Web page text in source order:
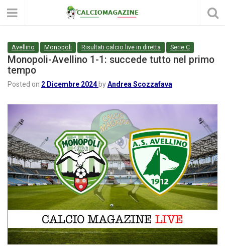
Avellino Monopoli Risultati calcio live in diretta Serie C
Monopoli-Avellino 1-1: succede tutto nel primo
tempo
Posted on 2 Dicembre 2024 byAndrea Scozzafava